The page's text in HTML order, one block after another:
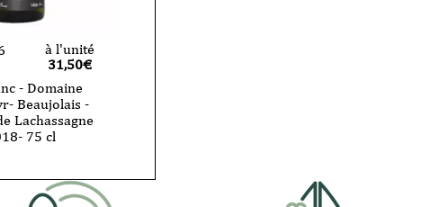
à l'unité
31,50€
- Domaine
Beaujolais -
Lachassagne
75 cl